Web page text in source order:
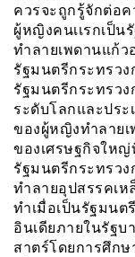
ควรจะถูกรู้จักต่อค
ผู้หญิงคนเเรกเป็น
ทำลายเพดานแก้
รัฐมนตรีกระทรว
รัฐมนตรีกระทรว
ระดับโลกและปร
ของผู้หญิงทำลายเ
ของเศรษฐกิจใหญ่
รัฐมนตรีกระทรวง
ทำลายอุปสรรคเห
ทำเมื่อเป็นรัฐมนต
อินเดียภายในรัฐ
สาตร์โดยการศึก